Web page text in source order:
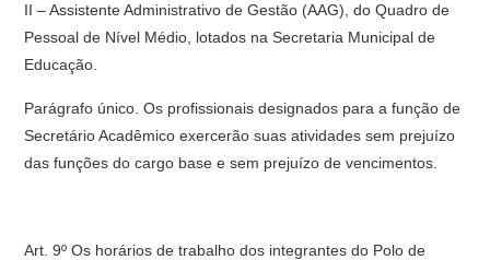
II – Assistente Administrativo de Gestão (AAG), do Quadro de
Pessoal de Nível Médio, lotados na Secretaria Municipal de
Educação.
Parágrafo único. Os profissionais designados para a função de
Secretário Acadêmico exercerão suas atividades sem prejuízo
das funções do cargo base e sem prejuízo de vencimentos.
Art. 9º Os horários de trabalho dos integrantes do Polo de